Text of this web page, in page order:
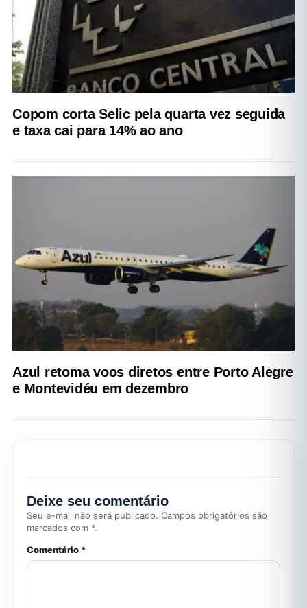
Copom corta Selic pela quarta vez seguida
e taxa cai para 14% ao ano
Azul retoma voos diretos entre Porto Alegre
e Montevidéu em dezembro
Deixe seu comentário
Seu e-mail não será publicado. Campos obrigatórios são
marcados com *.
Comentário *